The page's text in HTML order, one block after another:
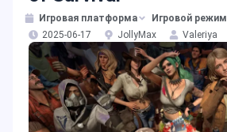
Игровая платформа
Игровой режим
2025-06-17
JollyMax Valeriya